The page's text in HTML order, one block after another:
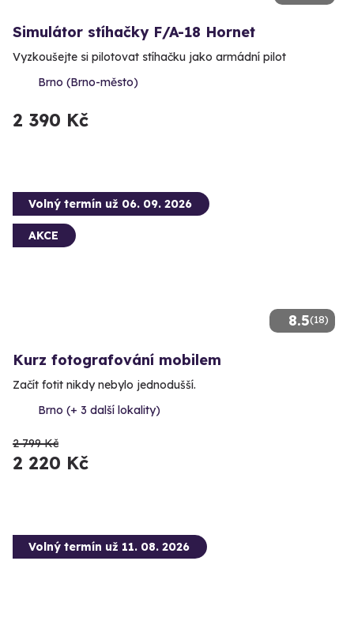
Simulátor stíhačky F/A-18 Hornet
Vyzkoušejte si pilotovat stíhačku jako armádní pilot
Brno (Brno-město)
2 390 Kč
8.5(18)
Volný termín už 06. 09. 2026
AKCE
Kurz fotografování mobilem
Začít fotit nikdy nebylo jednodušší.
Brno (+ 3 další lokality)
2 799 Kč
2 220 Kč
Volný termín už 11. 08. 2026